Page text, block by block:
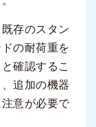
存のスタン
の耐荷重を
確認するこ
追加の機器
意が必要で